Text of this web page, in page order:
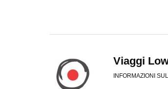
Viaggi
INFORMAZIONI